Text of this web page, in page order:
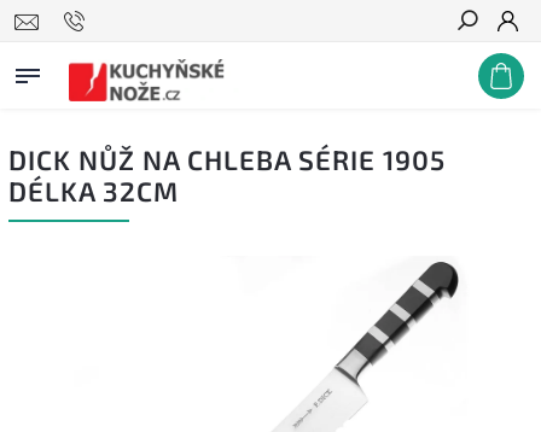
Hledat
DICK NŮŽ NA CHLEBA SÉRIE 1905
DÉLKA 32CM